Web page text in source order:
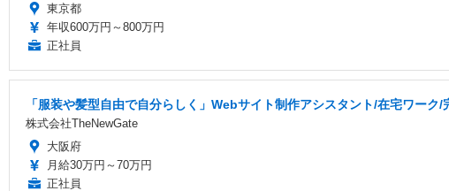
東京都
年収600万円～800万円
正社員
「服装や髪型自由で自分らしく」Webサイト制作アシスタント/在宅ワーク/
株式会社TheNewGate
大阪府
月給30万円～70万円
正社員